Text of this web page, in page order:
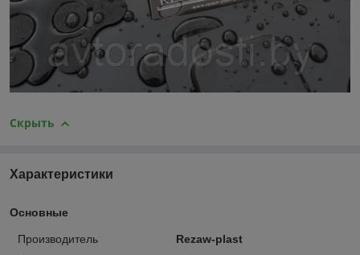
Скрыть
Характеристики
Основные
Производитель
Rezaw-plast